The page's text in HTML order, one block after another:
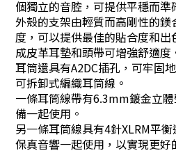
個獨立的音腔，可提供平穩而準
外殼的支架由輕質而高剛性的
度，可以提供最佳的貼合度和
成皮革耳墊和頭帶可增強舒適度
耳筒還具有A2DC插孔，可牢固
可拆卸式編織耳筒線。
一條耳筒線帶有6.3mm鍍金立
備一起使用。
另一條耳筒線具有4針XLRM平
保真音響一起使用，以實現更好